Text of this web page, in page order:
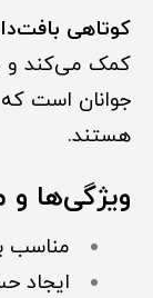
کوتاهی
کمک می‌کند و
جوانان است
هستند.
ویژگی‌ها و
مناسب
ایجاد